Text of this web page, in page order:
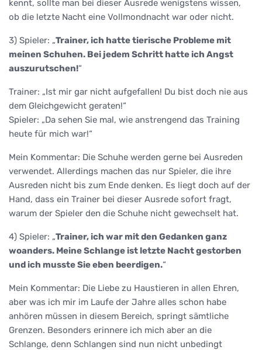
kennt, sollte man bei dieser Ausrede wenigstens wissen,
ob die letzte Nacht eine Vollmondnacht war oder nicht.
3) Spieler: „Trainer, ich hatte tierische Probleme mit
meinen Schuhen. Bei jedem Schritt hatte ich Angst
auszurutschen!“
Trainer: „Ist mir gar nicht aufgefallen! Du bist doch nie aus
dem Gleichgewicht geraten!“
Spieler: „Da sehen Sie mal, wie anstrengend das Training
heute für mich war!“
Mein Kommentar: Die Schuhe werden gerne bei Ausreden
verwendet. Allerdings machen das nur Spieler, die ihre
Ausreden nicht bis zum Ende denken. Es liegt doch auf der
Hand, dass ein Trainer bei dieser Ausrede sofort fragt,
warum der Spieler den die Schuhe nicht gewechselt hat.
4) Spieler: „Trainer, ich war mit den Gedanken ganz
woanders. Meine Schlange ist letzte Nacht gestorben
und ich musste Sie eben beerdigen.“
Mein Kommentar: Die Liebe zu Haustieren in allen Ehren,
aber was ich mir im Laufe der Jahre alles schon habe
anhören müssen in diesem Bereich, springt sämtliche
Grenzen. Besonders erinnere ich mich aber an die
Schlange, denn Schlangen sind nun nicht unbedingt